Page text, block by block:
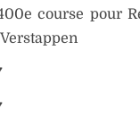
course pour